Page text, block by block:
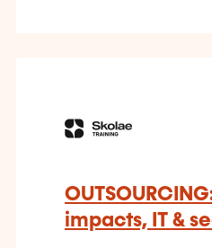
impacts, IT &